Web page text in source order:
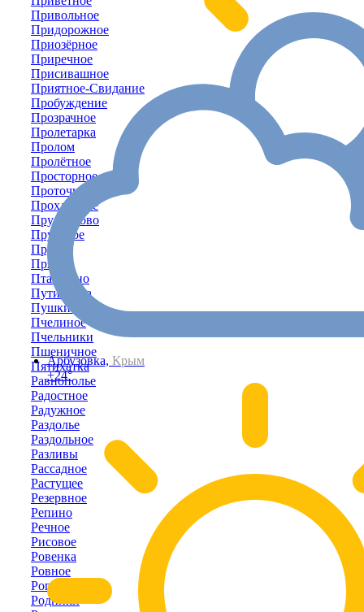
Арбузовка, Крым
+24°
Привольное
Придорожное
Приозёрное
Приречное
Присивашное
Приятное-Свидание
Пробуждение
Прозрачное
Пролетарка
Пролом
Пролётное
Просторное
Проточное
Прохладное
Прудниково
Прудовое
Пруды
Прямое
Пташкино
Путиловка
Пушкино
Пчелиное
Пчельники
Пшеничное
Пятихатка
Равнополье
Радостное
Радужное
Раздолье
Раздольное
Разливы
Рассадное
Растущее
Резервное
Репино
Речное
Рисовое
Ровенка
Ровное
Рогово
Родники